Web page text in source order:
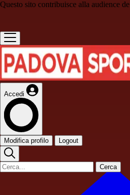
Questo sito contribuisce alla audience de
Accedi
Modifica profilo Logout
Cerca